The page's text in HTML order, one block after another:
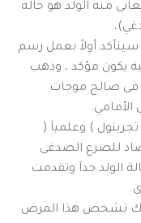
منه الولد هو حاله
أولاً بعمل رسم
يكون مؤكد ، وذهب
فى صالح موجات
) وعلمياَ (
للصرع الصدغى
الولد جداَ وتقدمت
تشخص هذا المرض